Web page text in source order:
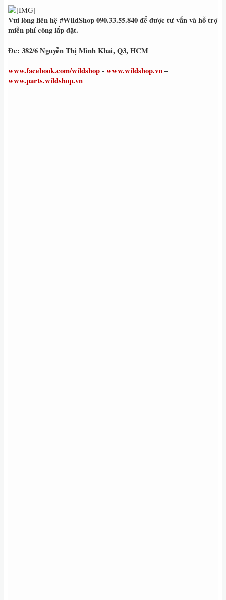
Vui lòng liên hệ #WildShop 090.33.55.840 để được tư vấn và hỗ trợ
miễn phí công lắp đặt.
Đc: 382/6 Nguyễn Thị Minh Khai, Q3, HCM
www.facebook.com/wildshop-www.wildshop.vn–
www.parts.wildshop.vn